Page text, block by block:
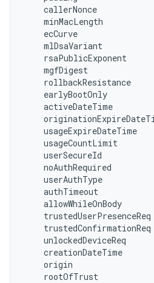
callerNonce
minMacLength
ecCurve
mlDsaVariant
rsaPublicExponent
mgfDigest
rollbackResistance
earlyBootOnly
activeDateTime
usageExpireDateTime
usageCountLimit
userSecureId
noAuthRequired
userAuthType
authTimeout
allowWhileOnBody
unlockedDeviceReq
creationDateTime
origin
rootOfTrust